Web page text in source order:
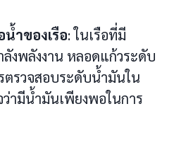
ำของเรือ: ในเรือที่มี
งพลังงาน หลอดแก้วระดับ
ตรวจสอบระดับน้ำมันใน
ามีน้ำมันเพียงพอในการ